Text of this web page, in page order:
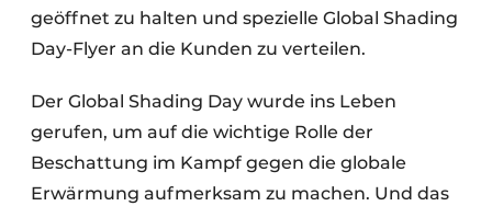
geöffnet zu halten und spezielle Global Shading
Day-Flyer an die Kunden zu verteilen.
Der Global Shading Day wurde ins Leben
gerufen, um auf die wichtige Rolle der
Beschattung im Kampf gegen die globale
Erwärmung aufmerksam zu machen. Und das